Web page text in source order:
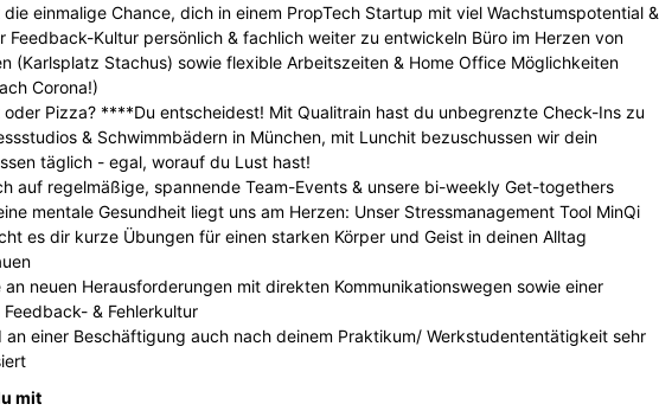
die einmalige Chance, dich in einem PropTech Startup mit viel Wachstumspotential &
Feedback-Kultur persönlich & fachlich weiter zu entwickeln Büro im Herzen von
(Karlsplatz Stachus) sowie flexible Arbeitszeiten & Home Office Möglichkeiten
Corona!)
oder Pizza? ****Du entscheidest! Mit Qualitrain hast du unbegrenzte Check-Ins zu
& Schwimmbädern in München, mit Lunchit bezuschussen wir dein
täglich - egal, worauf du Lust hast!
auf regelmäßige, spannende Team-Events & unsere bi-weekly Get-togethers
mentale Gesundheit liegt uns am Herzen: Unser Stressmanagement Tool MinQi
es dir kurze Übungen für einen starken Körper und Geist in deinen Alltag
an neuen Herausforderungen mit direkten Kommunikationswegen sowie einer
& Fehlerkultur
an einer Beschäftigung auch nach deinem Praktikum/ Werkstudententätigkeit sehr
mit